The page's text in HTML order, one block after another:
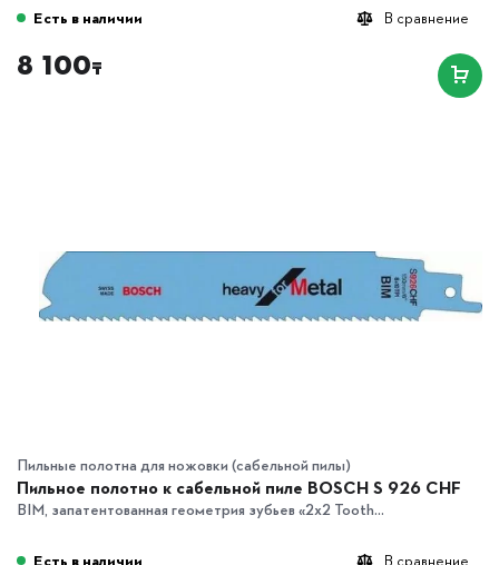
В сравнение
Есть в наличии
8 100₸
Пильные полотна для ножовки (сабельной пилы)
Пильное полотно к сабельной пиле BOSCH S 926 CHF
BIM, запатентованная геометрия зубьев «2x2 Tooth...
В сравнение
Есть в наличии